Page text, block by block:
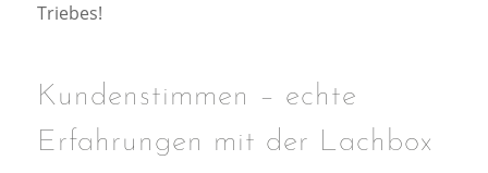
Triebes!
Kundenstimmen – echte
Erfahrungen mit der Lachbox